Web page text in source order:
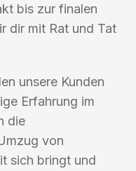
bis zur finalen
dir mit Rat und Tat
unsere Kunden
Erfahrung im
die
von
sich bringt und